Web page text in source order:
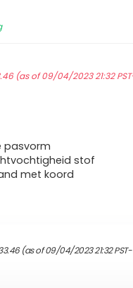
(as of 09/04/2023 21:32
pasvorm
stof
met koord
(as of 09/04/2023 21:32 PST-